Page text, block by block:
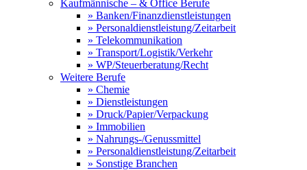
Kaufmännische – & Office Berufe
» Banken/Finanzdienstleistungen
» Personaldienstleistung/Zeitarbeit
» Telekommunikation
» Transport/Logistik/Verkehr
» WP/Steuerberatung/Recht
Weitere Berufe
» Chemie
» Dienstleistungen
» Druck/Papier/Verpackung
» Immobilien
» Nahrungs-/Genussmittel
» Personaldienstleistung/Zeitarbeit
» Sonstige Branchen